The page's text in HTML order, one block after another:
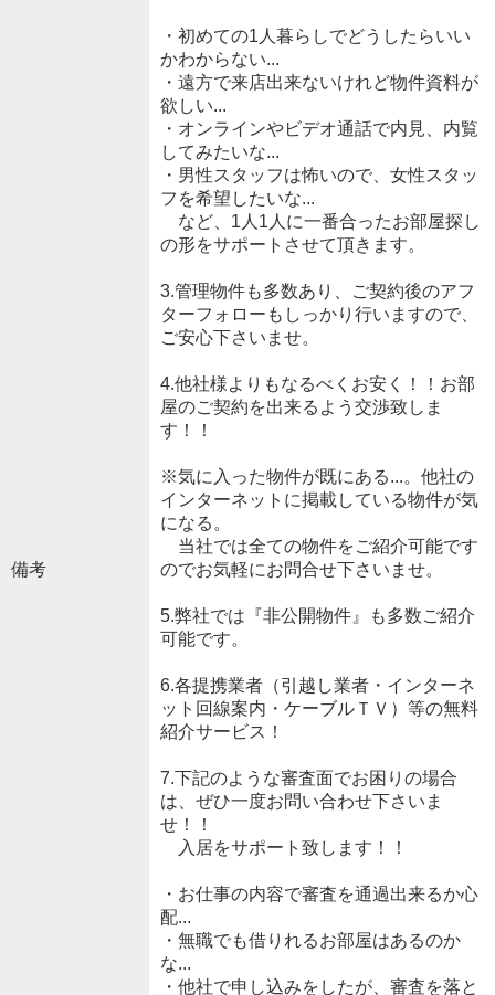
備考
・初めての1人暮らしでどうしたらいい
かわからない...
・遠方で来店出来ないけれど物件資料が
欲しい...
・オンラインやビデオ通話で内見、内覧
してみたいな...
・男性スタッフは怖いので、女性スタッ
フを希望したいな...
など、1人1人に一番合ったお部屋探し
の形をサポートさせて頂きます。
3.管理物件も多数あり、ご契約後のアフ
ターフォローもしっかり行いますので、
ご安心下さいませ。
4.他社様よりもなるべくお安く！！お部
屋のご契約を出来るよう交渉致しま
す！！
※気に入った物件が既にある...。他社の
インターネットに掲載している物件が気
になる。
当社では全ての物件をご紹介可能です
のでお気軽にお問合せ下さいませ。
5.弊社では『非公開物件』も多数ご紹介
可能です。
6.各提携業者（引越し業者・インターネ
ット回線案内・ケーブルＴＶ）等の無料
紹介サービス！
7.下記のような審査面でお困りの場合
は、ぜひ一度お問い合わせ下さいま
せ！！
入居をサポート致します！！
・お仕事の内容で審査を通過出来るか心
配...
・無職でも借りれるお部屋はあるのか
な...
・他社で申し込みをしたが、審査を落と